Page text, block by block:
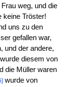
weg, und die
keine Tröster!
uns zu den
gefallen war,
und der andere,
diesem von
die Müller waren
wurde von